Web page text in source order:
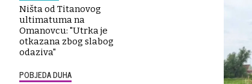
Ništa od Titanovog
ultimatuma na
Omanovcu: "Utrka je
otkazana zbog slabog
odaziva"
POBJEDA DUHA